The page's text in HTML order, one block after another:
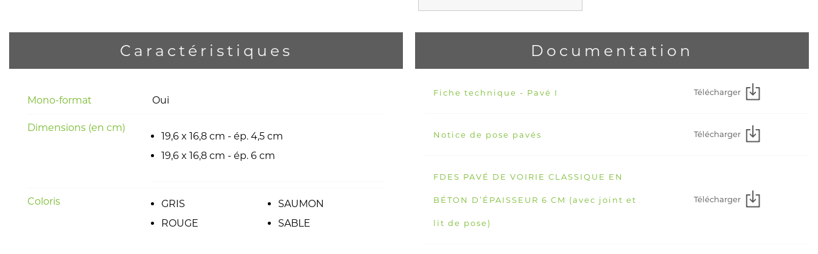
Caractéristiques
Mono-format Oui
Dimensions (en cm)
19,6 x 16,8 cm - ép. 4,5 cm
19,6 x 16,8 cm - ép. 6 cm
Coloris
GRIS
ROUGE
SAUMON
SABLE
Documentation
Fiche technique - Pavé I Télécharger
Notice de pose pavés Télécharger
FDES PAVÉ DE VOIRIE CLASSIQUE EN
BÉTON D’ÉPAISSEUR 6 CM (avec joint et
lit de pose)
Télécharger